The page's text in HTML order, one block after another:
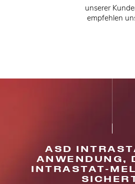
unserer
empfehlen
ASD
ANWENDUNG,
INTRASTAT-